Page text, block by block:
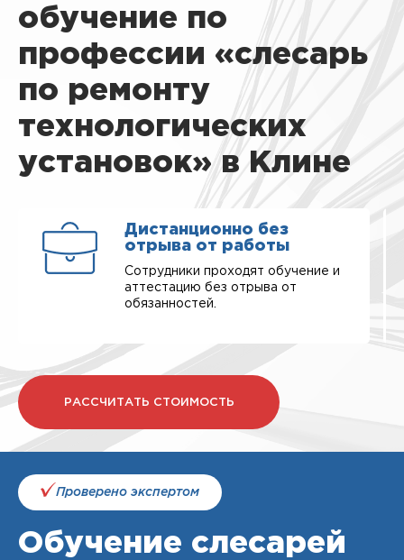
обучение по
профессии «слесарь
по ремонту
технологических
установок» в Клине
Дистанционно без
отрыва от работы
Сотрудники проходят обучение и
аттестацию без отрыва от
обязанностей.
РАССЧИТАТЬ СТОИМОСТЬ
Проверено экспертом
Обучение слесарей